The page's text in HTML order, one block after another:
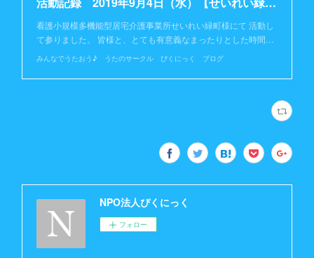
看護小規模多機能型居宅介護事業所せいれい緑町様にて 活動し
て参りました。 皆様と、とても有意義なまったりとした時間…
みんなでうたおう♪ うたのサークル ぴくにっく ブログ
NPO法人ぴくにっく
フォロー